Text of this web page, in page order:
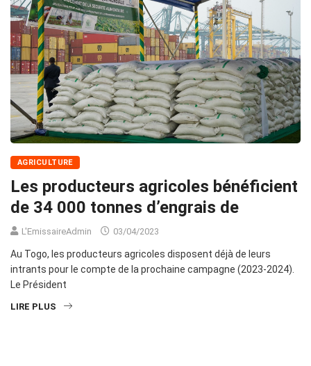
AGRICULTURE
Les producteurs agricoles bénéficient
de 34 000 tonnes d’engrais de
L'EmissaireAdmin 03/04/2023
Au Togo, les producteurs agricoles disposent déjà de leurs
intrants pour le compte de la prochaine campagne (2023-2024).
Le Président
LIRE PLUS